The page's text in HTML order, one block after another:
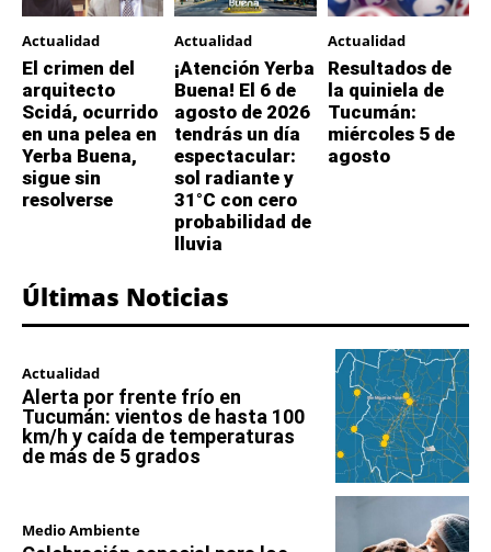
Actualidad
El crimen del
arquitecto
Scidá, ocurrido
en una pelea en
Yerba Buena,
sigue sin
resolverse
Actualidad
¡Atención Yerba
Buena! El 6 de
agosto de 2026
tendrás un día
espectacular:
sol radiante y
31°C con cero
probabilidad de
lluvia
Actualidad
Resultados de
la quiniela de
Tucumán:
miércoles 5 de
agosto
Últimas Noticias
Actualidad
Alerta por frente frío en
Tucumán: vientos de hasta 100
km/h y caída de temperaturas
de más de 5 grados
Medio Ambiente